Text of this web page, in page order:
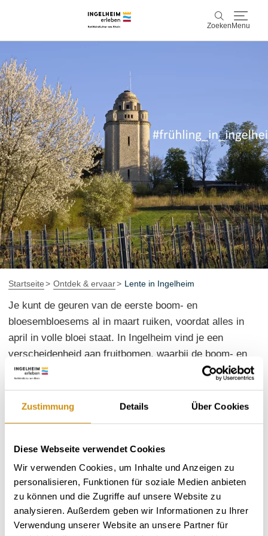
Zustimmung Details Über Cookies
Diese Webseite verwendet Cookies
Wir verwenden Cookies, um Inhalte und Anzeigen zu
personalisieren, Funktionen für soziale Medien anbieten
zu können und die Zugriffe auf unsere Website zu
analysieren. Außerdem geben wir Informationen zu Ihrer
Verwendung unserer Website an unsere Partner für
Zoeken Menu
Ontdek & ervaar
Wijn & Plezier
Kaiserpfalz, geschiedenis & cultuur
Plan & Book
Info & service
AccommodatiesBoek ervaringen
Startseite Ontdek & ervaar Lente in Ingelheim
Je kunt de geuren van de eerste boom- en
bloesembloesems al in maart ruiken, voordat alles in
april in volle bloei staat. In Ingelheim vind je een
verscheidenheid aan fruitbomen, waarbij de boom- en
kersenbloesem in het middelpunt staan. Wat dacht je
wandeling langs de
Hiwweltour Westerbergom de
boomgaarden van Ingelheim en Rheinhessen voert. Hier
kun je de Ingelheimse lente ruiken!
Onze slechtweer tip:
ruik de wijngeschiedenis van
Ingelheim bij demultimediale
wijnbelevingstentoonstelling "Kellergenossen"